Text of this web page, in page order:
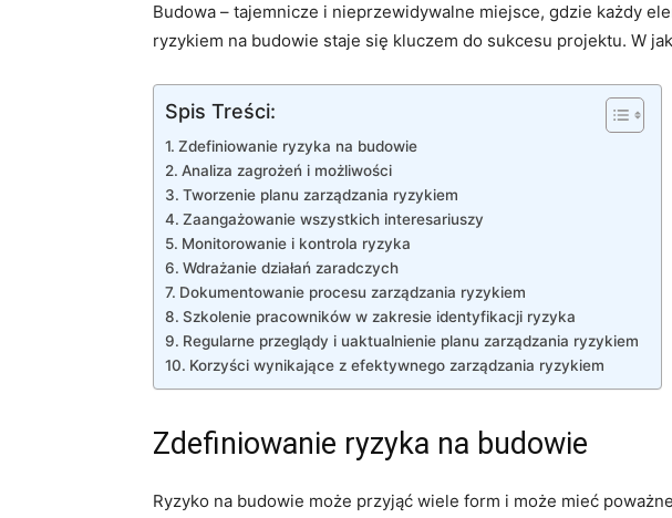
Budowa – tajemnicze i nieprzewidywalne miejsce, gdzie każdy
ryzykiem⁤ na budowie staje się⁢ kluczem do sukcesu projektu.⁢ W
Spis Treści:
Zdefiniowanie ryzyka na budowie
Analiza zagrożeń‍ i⁢ możliwości
Tworzenie planu zarządzania ryzykiem
Zaangażowanie wszystkich interesariuszy
Monitorowanie⁤ i‌ kontrola ryzyka
Wdrażanie⁤ działań zaradczych
Dokumentowanie procesu ‌zarządzania ryzykiem
Szkolenie pracowników⁢ w zakresie identyfikacji ryzyka
Regularne przeglądy i uaktualnienie planu zarządzania ryzykiem
Korzyści wynikające‌ z efektywnego zarządzania ryzykiem
Zdefiniowanie ryzyka na budowie
Ryzyko​ na budowie może przyjąć wiele form i może mieć